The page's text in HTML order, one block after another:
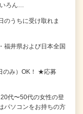
ろん…
うちに受け取れま
井県および日本全国
のみ）OK！ ★応募
代〜50代の女性の登
ソコンをお持ちの方